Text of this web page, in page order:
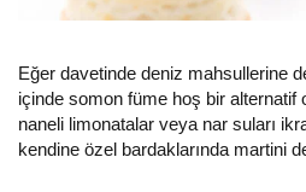
Eğer davetinde deniz mahsullerine
içinde somon füme hoş bir alternatif
naneli limonatalar veya nar suları
kendine özel bardaklarında martini